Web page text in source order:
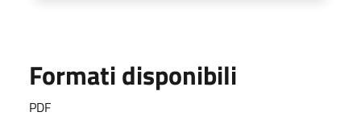
Formati disponibili
PDF